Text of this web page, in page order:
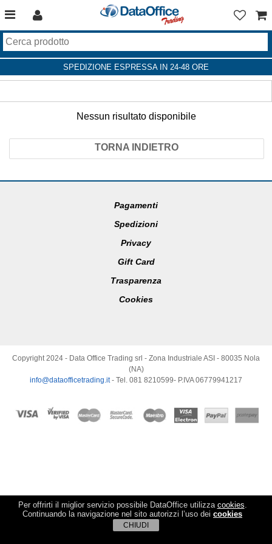
Per offrirti il miglior servizio possibile DataOffice utilizza cookies.
Continuando la navigazione nel sito autorizzi l’uso dei cookies
CHIUDI
SPEDIZIONE ESPRESSA IN 24-48 ORE
Nessun risultato disponibile
TORNA INDIETRO
Pagamenti
Spedizioni
Privacy
Gift Card
Trasparenza
Cookies
Copyright 2024 - Data Office Trading srl - Zona Industriale ASI - 80035 Nola
(NA)
info@dataofficetrading.it- Tel. 081 8210599- P.IVA 06779941217